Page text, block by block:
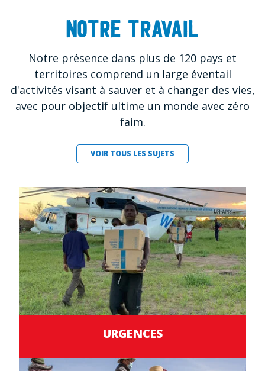
Notre travail
Notre présence dans plus de 120 pays et
territoires comprend un large éventail
d'activités visant à sauver et à changer des vies,
avec pour objectif ultime un monde avec zéro
faim.
VOIR TOUS LES SUJETS
URGENCES